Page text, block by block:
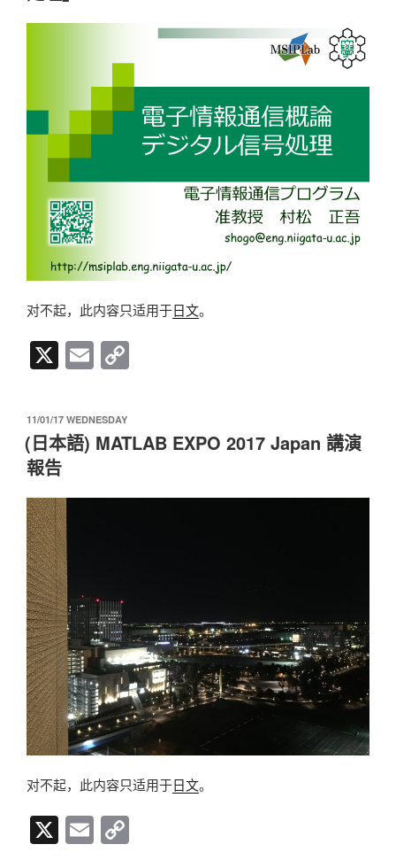
对不起，此内容只适用于日文。
X E
ail
y
n
发
布
于
11/01/17 WEDNESDAY
(日本語) MATLAB EXPO 2017 Japan 講演
報告
对不起，此内容只适用于日文。
X E